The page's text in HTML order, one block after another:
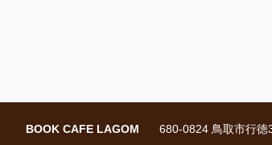
BOOK CAFE LAGOM 680-0824 鳥取市行徳